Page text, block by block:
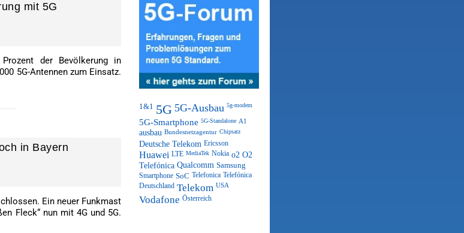
mit 5G
der Bevölkerung in
5G-Antennen zum Einsatz.
in Bayern
Ein neuer Funkmast
Fleck“ nun mit 4G und 5G.
1&1 5G 5G-Ausbau 5g-modem
5G-Smartphone 5G-Standalone A1
ausbau Bundesnetzagentur Chipsatz
Deutsche Telekom Ericsson
Huawei LTE MediaTek Nokia o2 O2
Telefónica Qualcomm Samsung
Smartphone SoC Telefonica Telefónica
Deutschland Telekom USA
Vodafone Österreich